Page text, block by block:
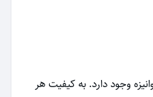
وجود دارد. به کیفیت هر